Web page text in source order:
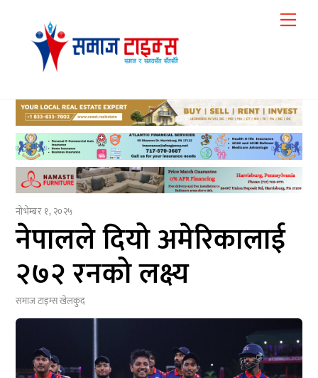
content
नोभेम्बर १, २०२५
नेपालले दियो अमेरिकालाई
२७२ रनको लक्ष्य
समाज टाइम्सखेलकुद